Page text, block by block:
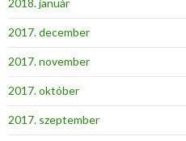
2018. január
2017. december
2017. november
2017. október
2017. szeptember